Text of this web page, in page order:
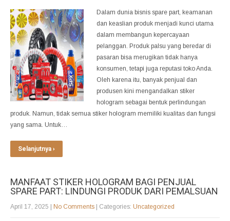
Dalam dunia bisnis spare part, keamanan
dan keaslian produk menjadi kunci utama
dalam membangun kepercayaan
pelanggan. Produk palsu yang beredar di
pasaran bisa merugikan tidak hanya
konsumen, tetapi juga reputasi toko Anda.
Oleh karena itu, banyak penjual dan
produsen kini mengandalkan stiker
hologram sebagai bentuk perlindungan
produk. Namun, tidak semua stiker hologram memiliki kualitas dan fungsi
yang sama. Untuk…
Selanjutnya ›
MANFAAT STIKER HOLOGRAM BAGI PENJUAL
SPARE PART: LINDUNGI PRODUK DARI PEMALSUAN
April 17, 2025 | No Comments | Categories: Uncategorized